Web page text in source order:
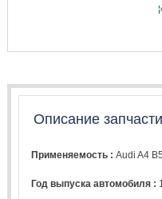
Описание
Применяемость :Audi A4 B5
Год выпуска автомобиля :